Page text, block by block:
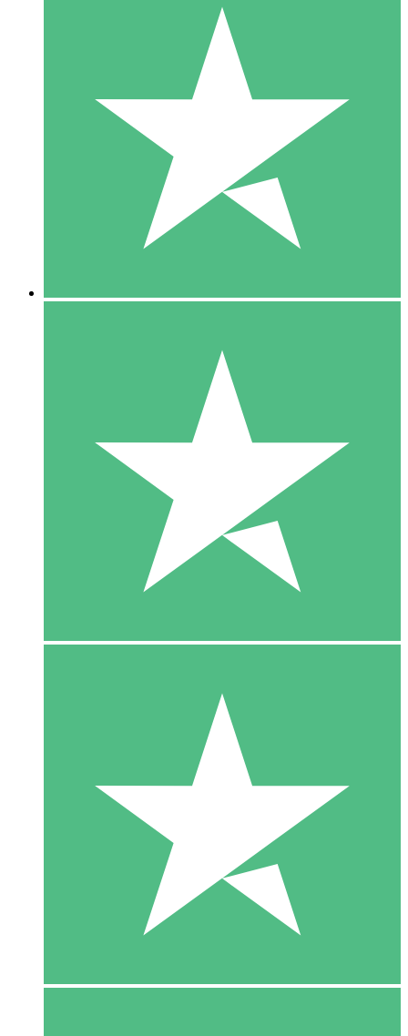
Individuelle Credit-Pakete
Zahlen Sie nach Bedarf mit Download-Credits. Keine
monatliche Verpflichtung erforderlich.
10 00
10 Downloads
20 00